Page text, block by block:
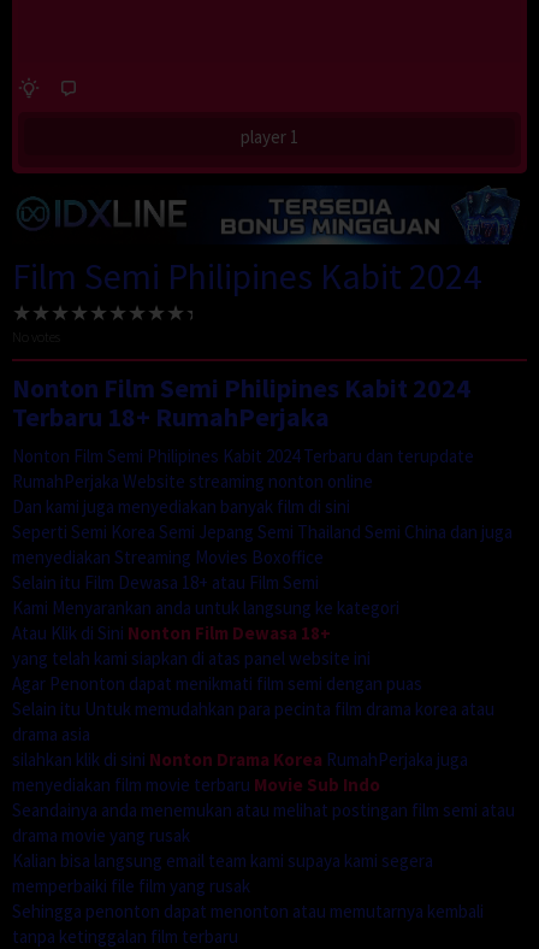
player 1
Film Semi Philipines Kabit 2024
Nonton Film Semi Philipines Kabit 2024
Terbaru 18+ RumahPerjaka
Nonton Film Semi Philipines Kabit 2024 Terbaru dan terupdate
RumahPerjaka Website streaming nonton online
Dan kami juga menyediakan banyak film di sini
Seperti Semi Korea Semi Jepang Semi Thailand Semi China dan juga
menyediakan Streaming Movies Boxoffice
Selain itu Film Dewasa 18+ atau Film Semi
Kami Menyarankan anda untuk langsung ke kategori
Atau Klik di Sini Nonton Film Dewasa 18+
yang telah kami siapkan di atas panel website ini
Agar Penonton dapat menikmati film semi dengan puas
Selain itu Untuk memudahkan para pecinta film drama korea atau
drama asia
silahkan klik di sini Nonton Drama Korea RumahPerjaka juga
menyediakan film movie terbaru Movie Sub Indo
Seandainya anda menemukan atau melihat postingan film semi atau
drama movie yang rusak
Kalian bisa langsung email team kami supaya kami segera
memperbaiki file film yang rusak
Sehingga penonton dapat menonton atau memutarnya kembali
tanpa ketinggalan film terbaru